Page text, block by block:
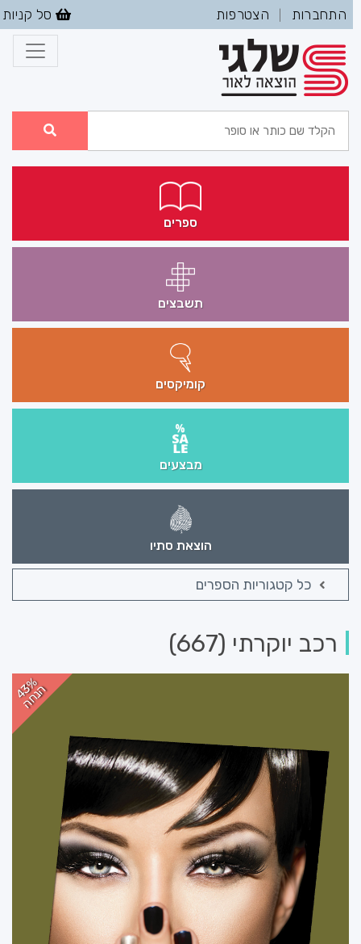
התחברות הצטרפות סל קניות
ספרים
תשבצים
קומיקסים
מבצעים
הוצאת סתיו
כל קטגוריות הספרים
רכב יוקרתי (667)
43%
הנחה